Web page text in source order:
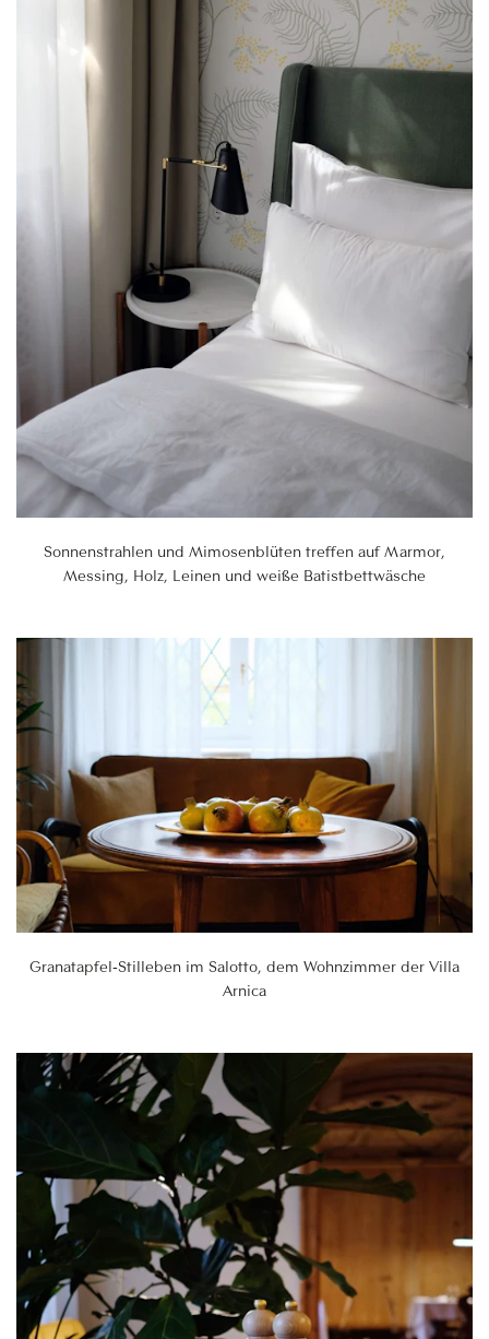
Sonnenstrahlen und Mimosenblüten treffen auf Marmor,
Messing, Holz, Leinen und weiße Batistbettwäsche
Granatapfel-Stilleben im Salotto, dem Wohnzimmer der Villa
Arnica